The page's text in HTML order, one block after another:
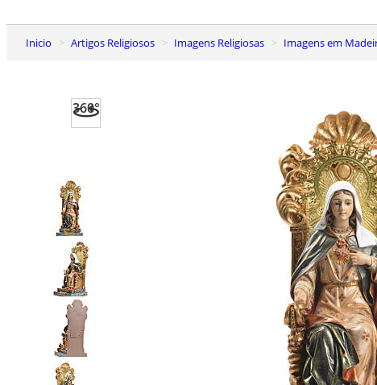
Inicio Artigos Religiosos Imagens Religiosas Imagens em
360°